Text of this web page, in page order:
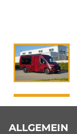
ALLGEMEIN